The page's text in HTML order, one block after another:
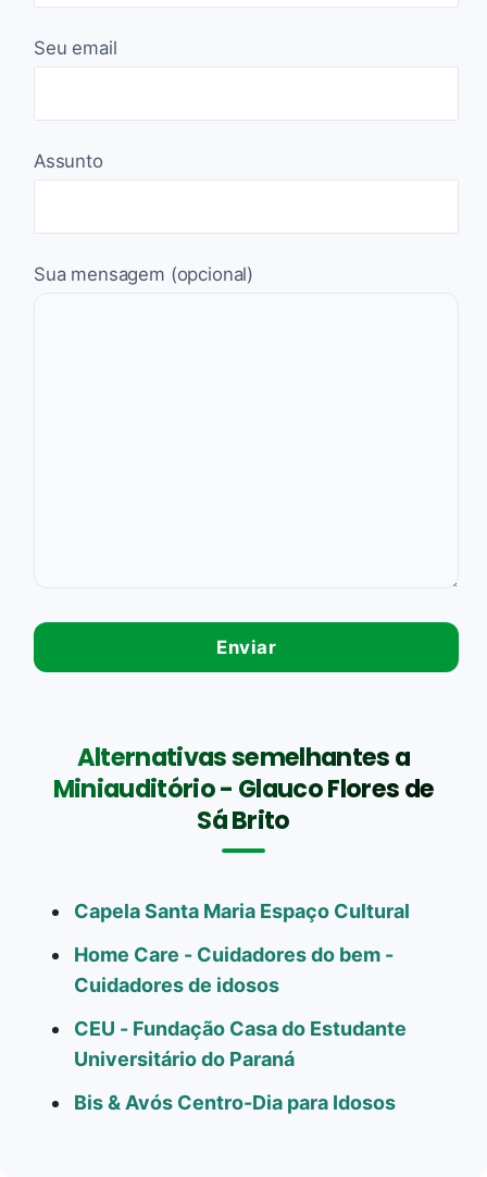
Seu email
Assunto
Sua mensagem (opcional)
Alternativas semelhantes a
Miniauditório - Glauco Flores de
Sá Brito
Capela Santa Maria Espaço Cultural
Home Care - Cuidadores do bem -
Cuidadores de idosos
CEU - Fundação Casa do Estudante
Universitário do Paraná
Bis & Avós Centro-Dia para Idosos